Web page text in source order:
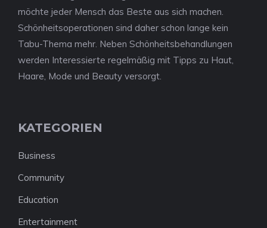
möchte jeder Mensch das Beste aus sich machen.
Schönheitsoperationen sind daher schon lange kein
Tabu-Thema mehr. Neben Schönheitsbehandlungen
werden Interessierte regelmäßig mit Tipps zu Haut,
Haare, Mode und Beauty versorgt.
KATEGORIEN
Business
Community
Education
Entertainment